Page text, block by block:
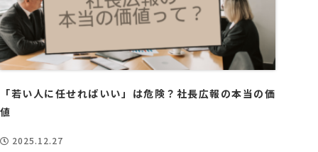
「若い人に任せればいい」は危険？社長広報の本当の価
値
2025.12.27